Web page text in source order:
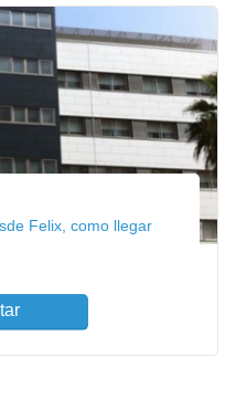
Felix, como llegar